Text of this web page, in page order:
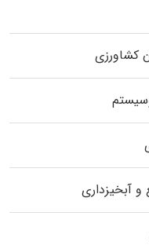
کشاورزی
آبخیزداری